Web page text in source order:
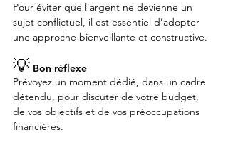
Pour éviter que l’argent ne devienne un
sujet conflictuel, il est essentiel d’adopter
une approche bienveillante et constructive.
💡 Bon réflexe
Prévoyez un moment dédié, dans un cadre
détendu, pour discuter de votre budget,
de vos objectifs et de vos préoccupations
financières.